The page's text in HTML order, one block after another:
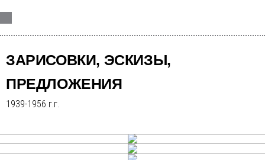
ЗАРИСОВКИ, ЭСКИЗЫ,
ПРЕДЛОЖЕНИЯ
1939-1956 г.г.